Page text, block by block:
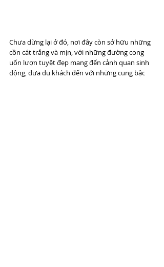
Chưa dừng lại ở đó, nơi đây còn sở hữu những
cồn cát trắng và mịn, với những đường cong
uốn lượn tuyệt đẹp mang đến cảnh quan sinh
động, đưa du khách đến với những cung bậc